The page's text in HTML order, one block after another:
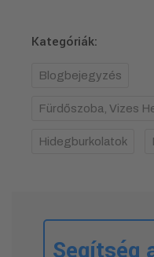
Kategóriák:
Blogbejegyzés
Fürdőszoba, Vizes
Hidegburkolatok
Segítség